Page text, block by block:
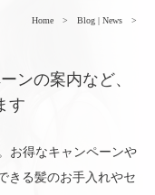
Home Blog | News
ンの案内など、
す
お得なキャンペーンや
きる髪のお手入れやセ